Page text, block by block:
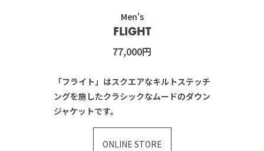
Men's
FLIGHT
77,000円
「フライト」はスクエアなキルトステッチ
ングを施したクラシックなムードのダウン
ジャケットです。
ONLINE STORE